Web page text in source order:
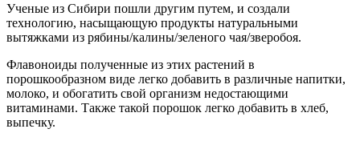
Ученые из Сибири пошли другим путем, и создали
технологию, насыщающую продукты натуральными
вытяжками из рябины/калины/зеленого чая/зверобоя.
Флавоноиды полученные из этих растений в
порошкообразном виде легко добавить в различные напитки,
молоко, и обогатить свой организм недостающими
витаминами. Также такой порошок легко добавить в хлеб,
выпечку.